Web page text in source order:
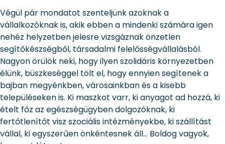
Végül pár mondatot szenteljünk azoknak a
vállalkozóknak is, akik ebben a mindenki számára igen
nehéz helyzetben jelesre vizsgáznak önzetlen
segítőkészségből, társadalmi felelősségvállalásból.
Nagyon örülök neki, hogy ilyen szolidáris környezetben
élünk, büszkeséggel tölt el, hogy ennyien segítenek a
bajban megyénkben, városainkban és a kisebb
településeken is. Ki maszkot varr, ki anyagot ad hozzá, ki
ételt főz az egészségügyben dolgozóknak, ki
fertőtlenítőt visz szociális intézményekbe, ki szállítást
vállal, ki egyszerűen önkéntesnek áll… Boldog vagyok,